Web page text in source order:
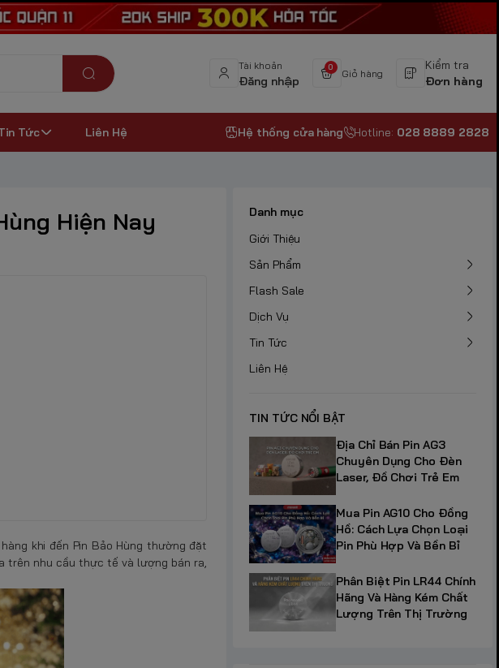
Tài khoản
Đăng nhập
0
Giỏ hàng
Kiểm tra
Đơn hàng
Tức Liên Hệ Hệ thống cửa hàng Hotline: 028 8889 2828
Hiện Nay
khi đến Pin Bảo Hùng thường đặt
trên nhu cầu thực tế và lượng bán ra,
Danh mục
Giới Thiệu
Sản Phẩm
Flash Sale
Dịch Vụ
Tin Tức
Liên Hệ
TIN TỨC NỔI BẬT
Địa Chỉ Bán Pin AG3
Chuyên Dụng Cho Đèn
Laser, Đồ Chơi Trẻ Em
Mua Pin AG10 Cho Đồng
Hồ: Cách Lựa Chọn Loại
Pin Phù Hợp Và Bền Bỉ
Phân Biệt Pin LR44 Chính
Hãng Và Hàng Kém Chất
Lượng Trên Thị Trường